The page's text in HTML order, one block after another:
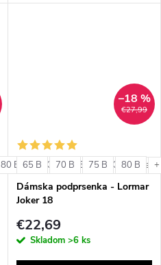
80 B 80 C 85 B 85 C +
€27,99
–18 %
65 B 70 B 75 B 80 B
Dámska podprsenka - Lormar
Joker 18
€22,69
Skladom >6 ks